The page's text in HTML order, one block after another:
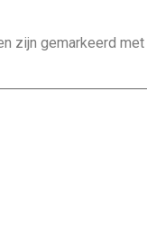
zijn gemarkeerd met